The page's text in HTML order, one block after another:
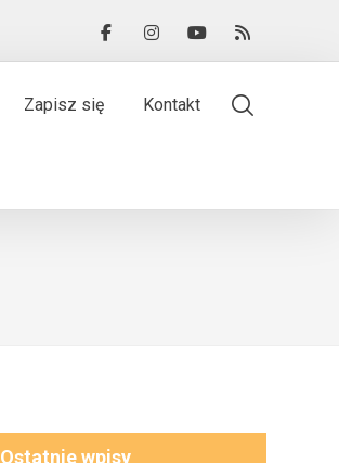
Zapisz się Kontakt
Ostatnie wpisy